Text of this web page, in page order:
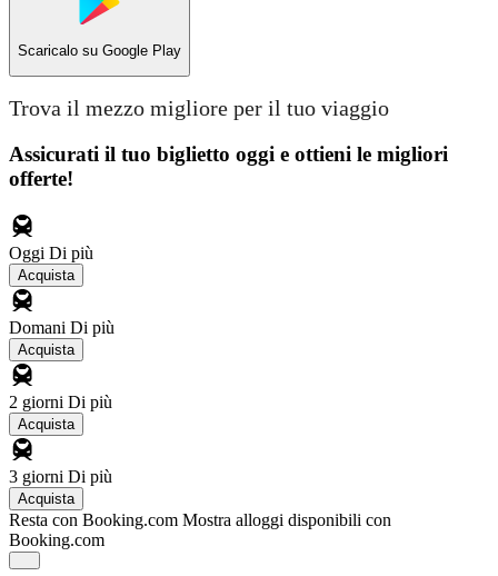
Scaricalo su Google Play
Trova il mezzo migliore per il tuo viaggio
Assicurati il ​​tuo biglietto oggi e ottieni le migliori
offerte!
Oggi Di più
Acquista
Domani Di più
Acquista
2 giorni Di più
Acquista
3 giorni Di più
Acquista
Resta con Booking.com Mostra alloggi disponibili con
Booking.com